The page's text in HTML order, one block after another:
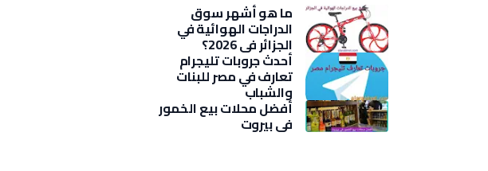
ما هو أشهر سوق
الدراجات الهوائية في
الجزائر في 2026؟
أحدث جروبات تليجرام
تعارف في مصر للبنات
والشباب
أفضل محلات بيع الخمور
في بيروت